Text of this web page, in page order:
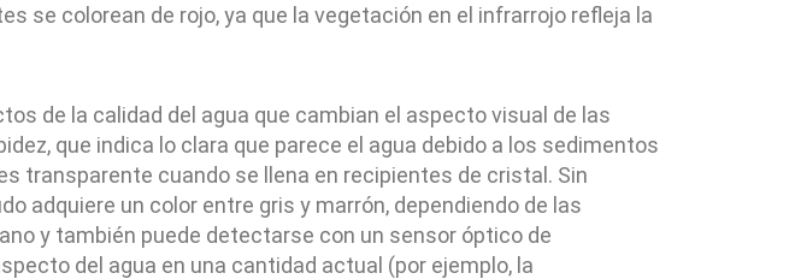
se colorean de rojo, ya que la vegetación en el infrarrojo refleja la
de la calidad del agua que cambian el aspecto visual de las
que indica lo clara que parece el agua debido a los sedimentos
transparente cuando se llena en recipientes de cristal. Sin
adquiere un color entre gris y marrón, dependiendo de las
y también puede detectarse con un sensor óptico de
del agua en una cantidad actual (por ejemplo, la